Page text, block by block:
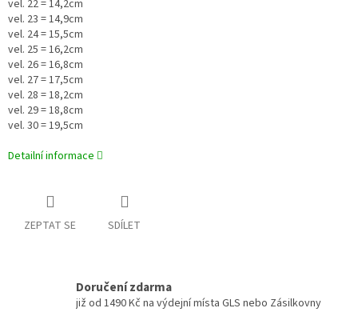
vel. 22 = 14,2cm
vel. 23 = 14,9cm
vel. 24 = 15,5cm
vel. 25 = 16,2cm
vel. 26 = 16,8cm
vel. 27 = 17,5cm
vel. 28 = 18,2cm
vel. 29 = 18,8cm
vel. 30 = 19,5cm
Detailní informace
ZEPTAT SE SDÍLET
Doručení zdarma
již od 1490 Kč na výdejní místa GLS nebo Zásilkovny